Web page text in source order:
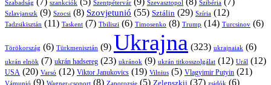
Szabadság szankciók Szentpétervár Szevasztopol Szibéria
Szlavjanszk (9) Szocsi (8) Szovjetunió (55) Sztálin (29) Szíria (12)
Tadzsikisztán (11) Taskent (7) Tbiliszi (6) Timosenko (8) Trump (14) Turcsinov (6)
Törökország (6) Türkmenisztán (9) Ukrajna (323) ukrajnaiak (6)
ukrán elnök (7) ukrán hadsereg (23) ukránok (9) ukrán titkosszolgálat (12) Urál (12)
USA (20) Varsó (12) Viktor Janukovics (19) Vilnius (5) Vlagyimir Putyin (21)
Vámunió (9) Wagner-csoport (8) (5) Zelenszkij (37) zsidók (6)